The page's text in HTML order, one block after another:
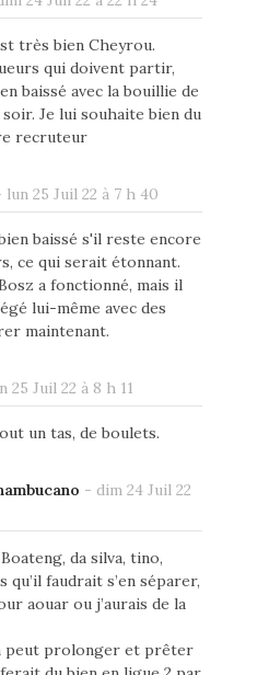
très bien Cheyrou.
qui doivent partir,
baissé avec la bouillie de
Je lui souhaite bien du
recruteur
lun 25 Juil 22 à 7 h 40
baissé s'il reste encore
ce qui serait étonnant.
a fonctionné, mais il
lui-même avec des
maintenant.
25 Juil 22 à 8 h 11
un tas, de boulets.
- dim 24 Juil 22
da silva, tino,
qu’il faudrait s’en séparer,
aouar ou j’aurais de la
peut prolonger et prêter